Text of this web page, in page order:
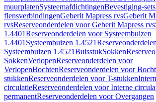
muurplatenSysteemafdichtingenBevestiging-
flensverbindingenGeberit Mapress rvsGeberit
rvsReserveonderdelen voor Geberit Mapress rvs
1.4401Reserveonderdelen voor Systeembuizen
1.4401 Systeembuizen 1.4521
Systeembuizen 1.4521BuisstukSokken
SokkenVerlopenReserveonderdelen voor
VerlopenBochtenReserveonderdelen voor
stukkenReserveonderdelen voor T-stukken
circulatieReserveonderdelen voor Interne
permanentReserveonderdelen voor Overgangen